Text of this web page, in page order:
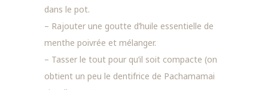
dans le pot.
– Rajouter une goutte d’huile essentielle de
menthe poivrée et mélanger.
– Tasser le tout pour qu’il soit compacte (on
obtient un peu le dentifrice de Pachamamai